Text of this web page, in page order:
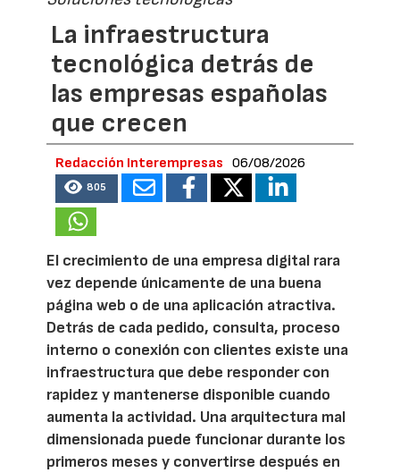
La infraestructura
tecnológica detrás de
las empresas españolas
que crecen
Redacción Interempresas 06/08/2026
805
El crecimiento de una empresa digital rara
vez depende únicamente de una buena
página web o de una aplicación atractiva.
Detrás de cada pedido, consulta, proceso
interno o conexión con clientes existe una
infraestructura que debe responder con
rapidez y mantenerse disponible cuando
aumenta la actividad. Una arquitectura mal
dimensionada puede funcionar durante los
primeros meses y convertirse después en